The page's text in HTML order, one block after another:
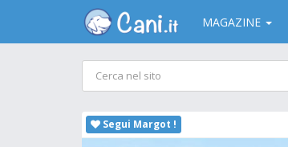
MAGAZINE
Segui Margot !